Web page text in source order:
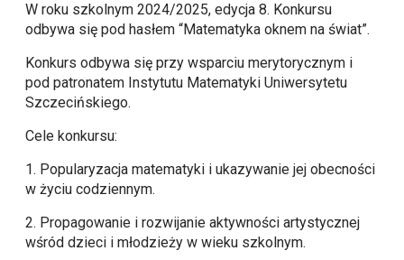
W roku szkolnym 2024/2025, edycja 8. Konkursu
odbywa się pod hasłem “Matematyka oknem na świat”.
Konkurs odbywa się przy wsparciu merytorycznym i
pod patronatem Instytutu Matematyki Uniwersytetu
Szczecińskiego.
Cele konkursu:
1. Popularyzacja matematyki i ukazywanie jej obecności
w życiu codziennym.
2. Propagowanie i rozwijanie aktywności artystycznej
wśród dzieci i młodzieży w wieku szkolnym.